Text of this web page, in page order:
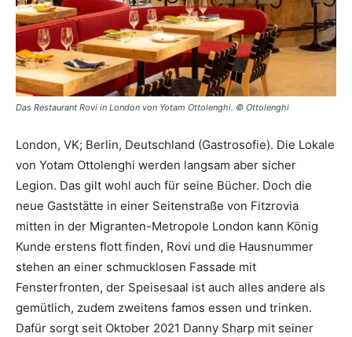
Das Restaurant Rovi in London von Yotam Ottolenghi. © Ottolenghi
London, VK; Berlin, Deutschland (Gastrosofie). Die Lokale
von Yotam Ottolenghi werden langsam aber sicher
Legion. Das gilt wohl auch für seine Bücher. Doch die
neue Gaststätte in einer Seitenstraße von Fitzrovia
mitten in der Migranten-Metropole London kann König
Kunde erstens flott finden, Rovi und die Hausnummer
stehen an einer schmucklosen Fassade mit
Fensterfronten, der Speisesaal ist auch alles andere als
gemütlich, zudem zweitens famos essen und trinken.
Dafür sorgt seit Oktober 2021 Danny Sharp mit seiner